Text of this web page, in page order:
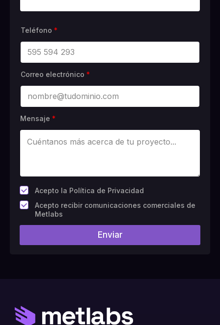
Teléfono *
Correo electrónico *
Mensaje *
*
Acepto la Política de Privacidad
C
a
p
#
a
)
Acepto recibir comunicaciones comerciales de
Metlabs
Enviar